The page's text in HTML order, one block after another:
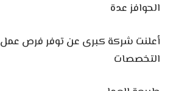
الحوافز عدة
أعلنت شركة كبرى عن توفر فرص
التخصصات